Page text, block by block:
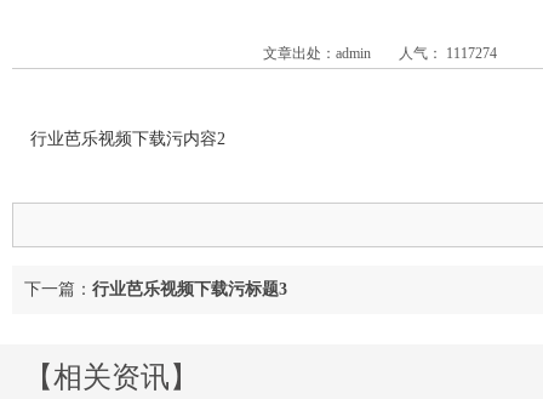
文章出处：admin 人气： 1117274
行业芭乐视频下载污内容2
下一篇： 行业芭乐视频下载污标题3
【相关资讯】